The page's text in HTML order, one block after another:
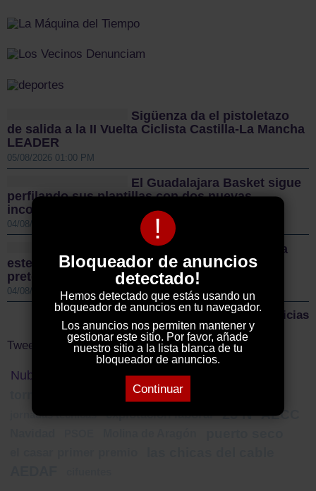
!
Bloqueador de anuncios
detectado!
Hemos detectado que estás usando un
bloqueador de anuncios en tu navegador.
Los anuncios nos permiten mantener y
gestionar este sitio. Por favor, añade
nuestro sitio a la lista blanca de tu
bloqueador de anuncios.
Continuar
Sigüenza da el pistoletazo
de salida a la II Vuelta Ciclista Castilla-La Mancha
LEADER
05/08/2026 01:00 PM
El Guadalajara Basket sigue
perfilando sus plantillas con dos nuevas
incorporaciones para la temporada 2026/27
04/08/2026 10:18 AM
El CD Guadalajara afronta
este miércoles su primer amistoso de
pretemporada y sigue reforzando la plantilla
04/08/2026 10:12 AM
Más noticias
Tweets by ElDecanodeGuad1
Nube de Tags
Blanca Fernández
jornadas técnicas explotación laboral 25 N AECC